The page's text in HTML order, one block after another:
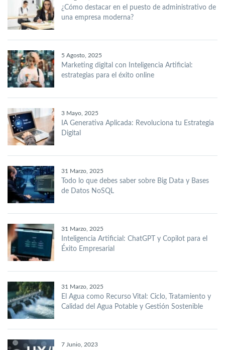
¿Cómo destacar en el puesto de administrativo de
una empresa moderna?
5 Agosto, 2025
Marketing digital con Inteligencia Artificial:
estrategias para el éxito online
3 Mayo, 2025
IA Generativa Aplicada: Revoluciona tu Estrategia
Digital
31 Marzo, 2025
Todo lo que debes saber sobre Big Data y Bases
de Datos NoSQL
31 Marzo, 2025
Inteligencia Artificial: ChatGPT y Copilot para el
Éxito Empresarial
31 Marzo, 2025
El Agua como Recurso Vital: Ciclo, Tratamiento y
Calidad del Agua Potable y Gestión Sostenible
7 Junio, 2023